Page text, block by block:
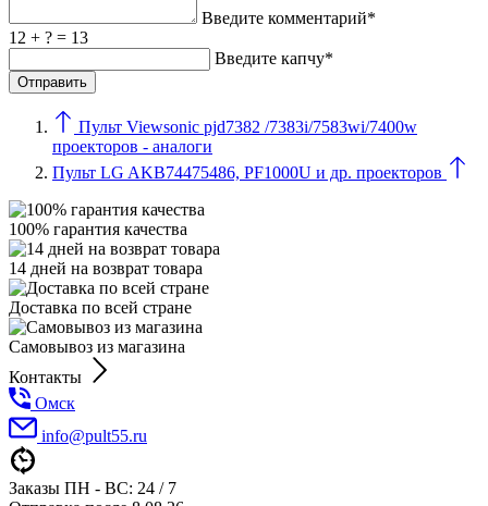
Введите комментарий*
12 + ? = 13
Введите капчу*
Пульт Viewsonic pjd7382 /7383i/7583wi/7400w
проекторов - аналоги
Пульт LG AKB74475486, PF1000U и др. проекторов
100% гарантия качества
14 дней на возврат товара
Доставка по всей стране
Самовывоз из магазина
Контакты
Омск
info@pult55.ru
Заказы ПН - ВС: 24 / 7